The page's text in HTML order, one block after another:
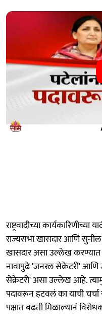
राष्ट्रवादीच्या
राज्यसभा खासदार आणि
खासदार असा उल्लेख करण्यात
नावापुढे 'जनरल सेक्रेटरी' आणि
सेक्रेटरी' असा उल्लेख आहे.
पदावरून हटवलं का याची
पक्षात बढती मिळाल्यानं